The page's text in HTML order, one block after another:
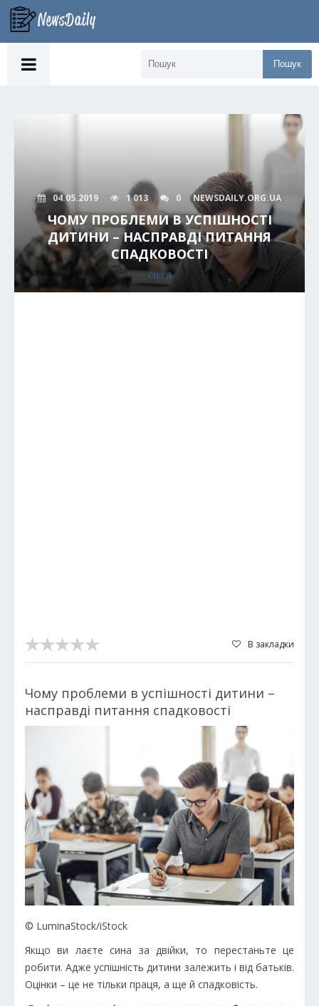
Пошук
04.05.2019 1 013 0 NEWSDAILY.ORG.UA
ЧОМУ ПРОБЛЕМИ В УСПІШНОСТІ
ДИТИНИ – НАСПРАВДІ ПИТАННЯ
СПАДКОВОСТІ
СІМ'Я
В закладки
Чому проблеми в успішності дитини –
насправді питання спадковості
© LuminaStock/iStock
Якщо ви лаєте сина за двійки, то перестаньте це
робити. Адже успішність дитини залежить і від батьків.
Оцінки – це не тільки праця, а ще й спадковість.